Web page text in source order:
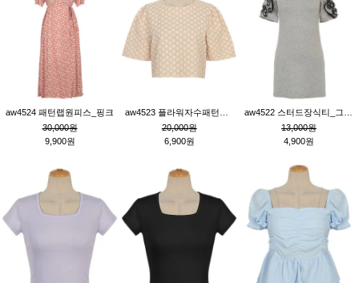
aw4524 패턴랩원피스_핑크
30,000원
9,900원
20,000원
6,900원
13,000원
4,900원